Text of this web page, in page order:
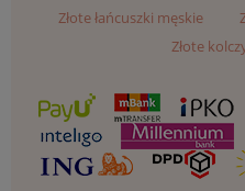
Złote łańcuszki męskie
Złote